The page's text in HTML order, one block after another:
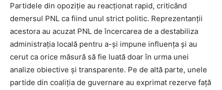
Partidele din opoziție au reacționat rapid, criticând
demersul PNL ca fiind unul strict politic. Reprezentanții
acestora au acuzat PNL de încercarea de a destabiliza
administrația locală pentru a-și impune influența și au
cerut ca orice măsură să fie luată doar în urma unei
analize obiective și transparente. Pe de altă parte, unele
partide din coaliția de guvernare au exprimat rezerve față